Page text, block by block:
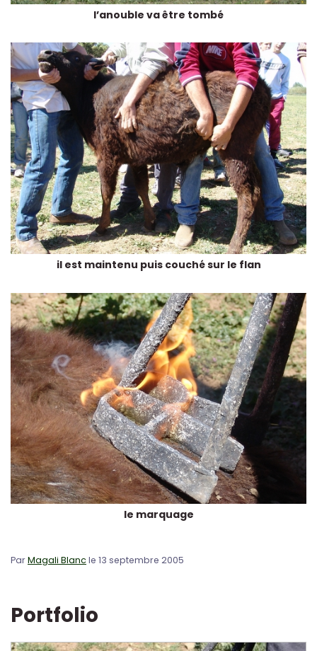
l’anouble va être tombé
il est maintenu puis couché sur le flan
le marquage
ParMagali Blanc le 13 septembre 2005
Portfolio